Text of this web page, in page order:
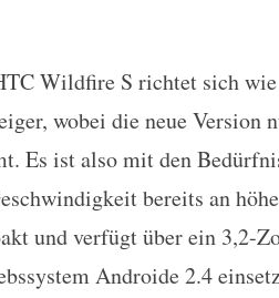
Wildfire S richtet sich
wobei die neue Version
Es ist also mit den
bereits an
und verfügt über ein 3,2-
Androide 2.4